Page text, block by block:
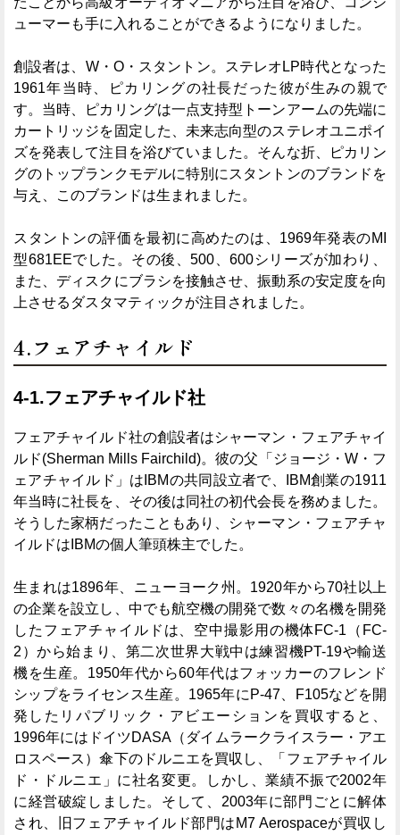
ューマーも手に入れることができるようになりました。
創設者は、W・O・スタントン。ステレオLP時代となった
1961年当時、ピカリングの社長だった彼が生みの親で
す。当時、ピカリングは一点支持型トーンアームの先端に
カートリッジを固定した、未来志向型のステレオユニポイ
ズを発表して注目を浴びていました。そんな折、ピカリン
グのトップランクモデルに特別にスタントンのブランドを
与え、このブランドは生まれました。
スタントンの評価を最初に高めたのは、1969年発表のMI
型681EEでした。その後、500、600シリーズが加わり、
また、ディスクにブラシを接触させ、振動系の安定度を向
上させるダスタマティックが注目されました。
4.フェアチャイルド
4-1.フェアチャイルド社
フェアチャイルド社の創設者はシャーマン・フェアチャイ
ルド(Sherman Mills Fairchild)。彼の父「ジョージ・W・フ
ェアチャイルド」はIBMの共同設立者で、IBM創業の1911
年当時に社長を、その後は同社の初代会長を務めました。
そうした家柄だったこともあり、シャーマン・フェアチャ
イルドはIBMの個人筆頭株主でした。
生まれは1896年、ニューヨーク州。1920年から70社以上
の企業を設立し、中でも航空機の開発で数々の名機を開発
したフェアチャイルドは、空中撮影用の機体FC-1（FC-
2）から始まり、第二次世界大戦中は練習機PT-19や輸送
機を生産。1950年代から60年代はフォッカーのフレンド
シップをライセンス生産。1965年にP-47、F105などを開
発したリパブリック・アビエーションを買収すると、
1996年にはドイツDASA（ダイムラークライスラー・アエ
ロスペース）傘下のドルニエを買収し、「フェアチャイル
ド・ドルニエ」に社名変更。しかし、業績不振で2002年
に経営破綻しました。そして、2003年に部門ごとに解体
され、旧フェアチャイルド部門はM7 Aerospaceが買収し